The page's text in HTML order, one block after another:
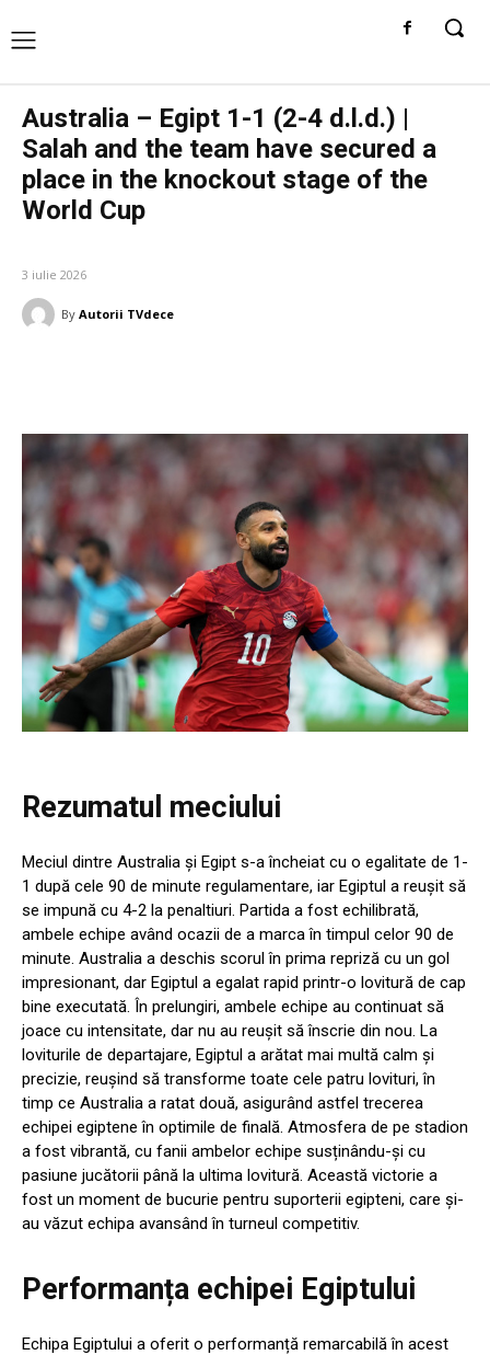
Australia – Egipt 1-1 (2-4 d.l.d.) |
Salah and the team have secured a
place in the knockout stage of the
World Cup
3 iulie 2026
By Autorii TVdece
Rezumatul meciului
Meciul dintre Australia și Egipt s-a încheiat cu o egalitate de 1-
1 după cele 90 de minute regulamentare, iar Egiptul a reușit să
se impună cu 4-2 la penaltiuri. Partida a fost echilibrată,
ambele echipe având ocazii de a marca în timpul celor 90 de
minute. Australia a deschis scorul în prima repriză cu un gol
impresionant, dar Egiptul a egalat rapid printr-o lovitură de cap
bine executată. În prelungiri, ambele echipe au continuat să
joace cu intensitate, dar nu au reușit să înscrie din nou. La
loviturile de departajare, Egiptul a arătat mai multă calm și
precizie, reușind să transforme toate cele patru lovituri, în
timp ce Australia a ratat două, asigurând astfel trecerea
echipei egiptene în optimile de finală. Atmosfera de pe stadion
a fost vibrantă, cu fanii ambelor echipe susținându-și cu
pasiune jucătorii până la ultima lovitură. Această victorie a
fost un moment de bucurie pentru suporterii egipteni, care și-
au văzut echipa avansând în turneul competitiv.
Performanța echipei Egiptului
Echipa Egiptului a oferit o performanță remarcabilă în acest